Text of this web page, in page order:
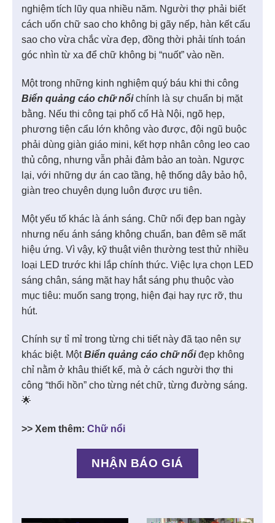
nghiệm tích lũy qua nhiều năm. Người thợ phải biết
cách uốn chữ sao cho không bị gãy nếp, hàn kết cấu
sao cho vừa chắc vừa đẹp, đồng thời phải tính toán
góc nhìn từ xa để chữ không bị “nuốt” vào nền.
Một trong những kinh nghiệm quý báu khi thi công
Biển quảng cáo chữ nổichính là sự chuẩn bị mặt
bằng. Nếu thi công tại phố cổ Hà Nội, ngõ hẹp,
phương tiện cẩu lớn không vào được, đội ngũ buộc
phải dùng giàn giáo mini, kết hợp nhân công leo cao
thủ công, nhưng vẫn phải đảm bảo an toàn. Ngược
lại, với những dự án cao tầng, hệ thống dây bảo hộ,
giàn treo chuyên dụng luôn được ưu tiên.
Một yếu tố khác là ánh sáng. Chữ nổi đẹp ban ngày
nhưng nếu ánh sáng không chuẩn, ban đêm sẽ mất
hiệu ứng. Vì vậy, kỹ thuật viên thường test thử nhiều
loại LED trước khi lắp chính thức. Việc lựa chọn LED
sáng chân, sáng mặt hay hắt sáng phụ thuộc vào
mục tiêu: muốn sang trọng, hiện đại hay rực rỡ, thu
hút.
Chính sự tỉ mỉ trong từng chi tiết này đã tạo nên sự
khác biệt. MộtBiển quảng cáo chữ nổiđẹp không
chỉ nằm ở khâu thiết kế, mà ở cách người thợ thi
công “thổi hồn” cho từng nét chữ, từng đường sáng.
🌟
>> Xem thêm: Chữ nổi
NHẬN BÁO GIÁ